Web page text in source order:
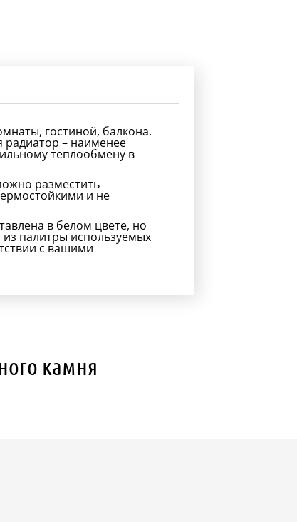
гостиной, балкона.
радиатор – наименее
теплообмену в
разместить
и не
в белом цвете, но
палитры используемых
с вашими
камня